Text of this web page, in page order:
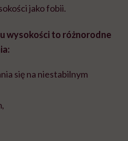
jako fobii.
wysokości to różnorodne
się na niestabilnym